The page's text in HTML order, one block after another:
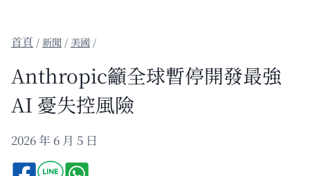
/新聞 / 美國 /
Anthropic籲全球暫停開發最強
AI 憂失控風險
2026 年 6 月 5 日